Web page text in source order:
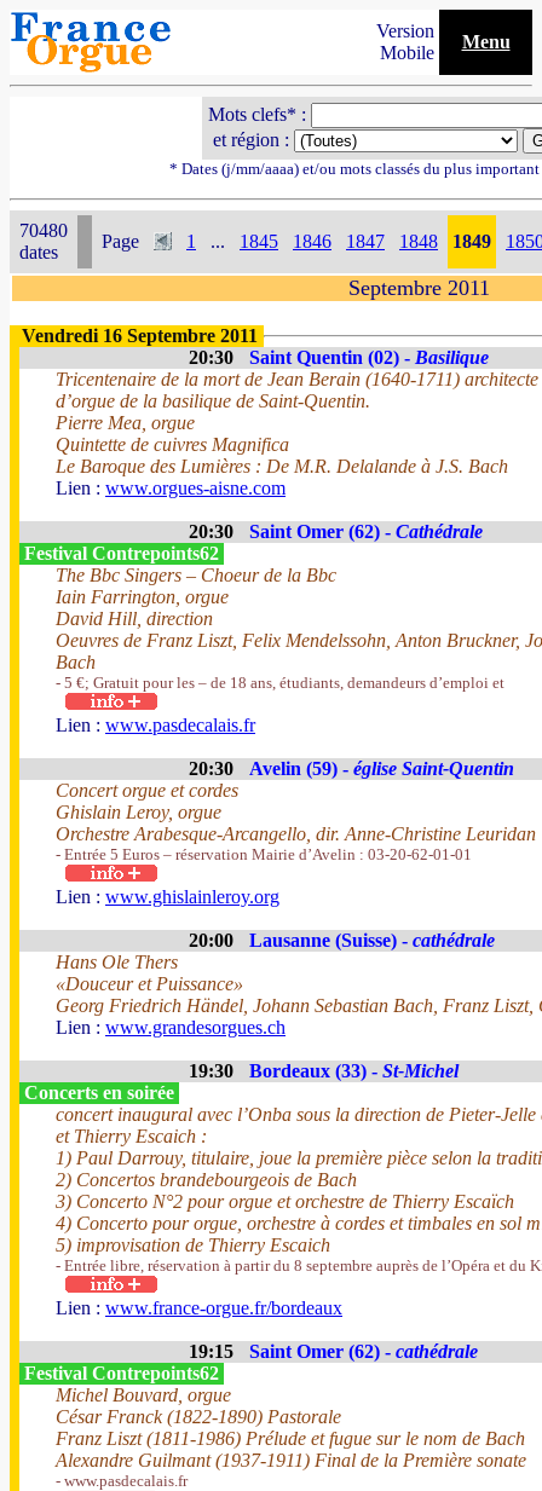
Version
Mobile
Menu
Mots clefs* :
et région :
* Dates (j/mm/aaaa) et/ou mots classés du plus
70480
dates
Page 1 ... 1845 1846 1847 1848 1849
Septembre 2011
Vendredi 16 Septembre 2011
20:30
Saint Quentin (02) - Basilique
Tricentenaire de la mort de Jean Berain (1640-1711)
d’orgue de la basilique de Saint-Quentin.
Pierre Mea, orgue
Quintette de cuivres Magnifica
Le Baroque des Lumières : De M.R. Delalande à J.S. Bach
Lien : www.orgues-aisne.com
20:30 Saint Omer (62) - Cathédrale
Festival Contrepoints62
The Bbc Singers – Choeur de la Bbc
Iain Farrington, orgue
David Hill, direction
Oeuvres de Franz Liszt, Felix Mendelssohn, Anton Bruckner,
Bach
- 5 €; Gratuit pour les – de 18 ans, étudiants, demandeurs d’emploi et
Lien : www.pasdecalais.fr
20:30 Avelin (59) - église Saint-Quentin
Concert orgue et cordes
Ghislain Leroy, orgue
Orchestre Arabesque-Arcangello, dir. Anne-Christine Leuridan
- Entrée 5 Euros – réservation Mairie d’Avelin : 03-20-62-01-01
Lien : www.ghislainleroy.org
20:00 Lausanne (Suisse) - cathédrale
Hans Ole Thers
«Douceur et Puissance»
Georg Friedrich Händel, Johann Sebastian Bach, Franz
Lien : www.grandesorgues.ch
19:30 Bordeaux (33) - St-Michel
Concerts en soirée
concert inaugural avec l’Onba sous la direction de Pieter-
et Thierry Escaich :
1) Paul Darrouy, titulaire, joue la première pièce selon la
2) Concertos brandebourgeois de Bach
3) Concerto N°2 pour orgue et orchestre de Thierry Escaïch
4) Concerto pour orgue, orchestre à cordes et timbales en sol
5) improvisation de Thierry Escaich
- Entrée libre, réservation à partir du 8 septembre auprès de l’Opéra et du
Lien : www.france-orgue.fr/bordeaux
19:15 Saint Omer (62) - cathédrale
Festival Contrepoints62
Michel Bouvard, orgue
César Franck (1822-1890) Pastorale
Franz Liszt (1811-1986) Prélude et fugue sur le nom de Bach
Alexandre Guilmant (1937-1911) Final de la Première sonate
- www.pasdecalais.fr